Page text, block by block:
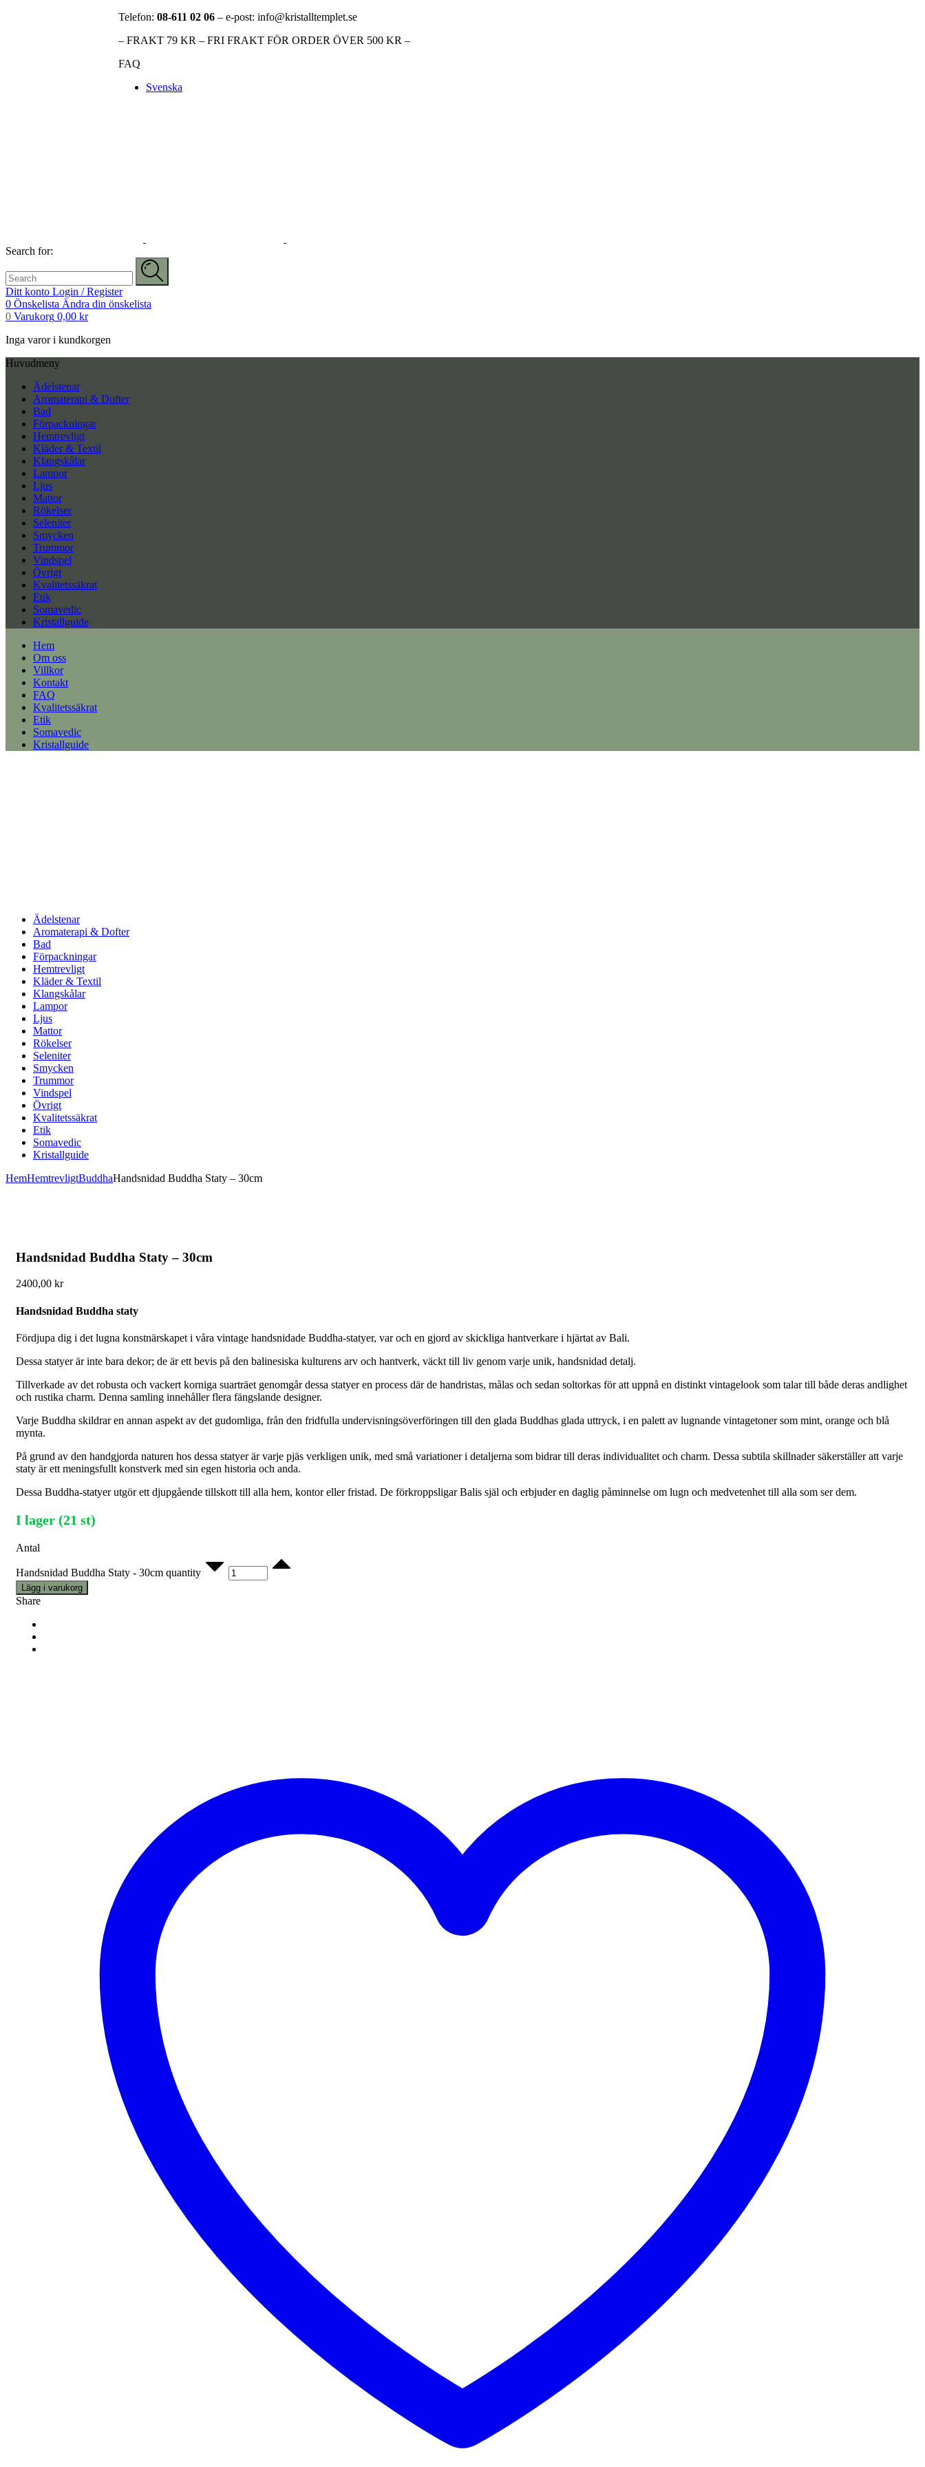
Telefon: 08-611 02 06 – e-post: info@kristalltemplet.se
– FRAKT 79 KR – FRI FRAKT FÖR ORDER ÖVER 500 KR –
FAQ
Svenska
Search for:
Ditt konto Login / Register
0 Önskelista Ändra din önskelista
0 Varukorg 0,00 kr
Inga varor i kundkorgen
Huvudmeny
Ädelstenar
Aromaterapi & Dofter
Bad
Förpackningar
Hemtrevligt
Kläder & Textil
Klangskålar
Lampor
Ljus
Mattor
Rökelser
Seleniter
Smycken
Trummor
Vindspel
Övrigt
Kvalitetssäkrat
Etik
Somavedic
Kristallguide
Hem
Om oss
Villkor
Kontakt
FAQ
Kvalitetssäkrat
Etik
Somavedic
Kristallguide
Ädelstenar
Aromaterapi & Dofter
Bad
Förpackningar
Hemtrevligt
Kläder & Textil
Klangskålar
Lampor
Ljus
Mattor
Rökelser
Seleniter
Smycken
Trummor
Vindspel
Övrigt
Kvalitetssäkrat
Etik
Somavedic
Kristallguide
HemHemtrevligtBuddhaHandsnidad Buddha Staty – 30cm
Handsnidad Buddha Staty – 30cm
2400,00 kr
Handsnidad Buddha staty
Fördjupa dig i det lugna konstnärskapet i våra vintage handsnidade Buddha-statyer, var och en gjord av skickliga hantverkare i hjärtat av Bali.
Dessa statyer är inte bara dekor; de är ett bevis på den balinesiska kulturens arv och hantverk, väckt till liv genom varje unik, handsnidad detalj.
Tillverkade av det robusta och vackert korniga suarträet genomgår dessa statyer en process där de handristas, målas och sedan soltorkas för att uppnå en distinkt vintagelook som talar till både deras andlighet
och rustika charm. Denna samling innehåller flera fängslande designer.
Varje Buddha skildrar en annan aspekt av det gudomliga, från den fridfulla undervisningsöverföringen till den glada Buddhas glada uttryck, i en palett av lugnande vintagetoner som mint, orange och blå
mynta.
På grund av den handgjorda naturen hos dessa statyer är varje pjäs verkligen unik, med små variationer i detaljerna som bidrar till deras individualitet och charm. Dessa subtila skillnader säkerställer att varje
staty är ett meningsfullt konstverk med sin egen historia och anda.
Dessa Buddha-statyer utgör ett djupgående tillskott till alla hem, kontor eller fristad. De förkroppsligar Balis själ och erbjuder en daglig påminnelse om lugn och medvetenhet till alla som ser dem.
I lager (21 st)
Antal
Handsnidad Buddha Staty - 30cm quantity
Lägg i varukorg
Share